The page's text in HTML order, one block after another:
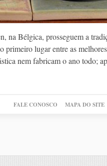
na Bélgica, prosseguem a
primeiro lugar entre as
nem fabricam o ano todo;
FALE CONOSCO MAPA DO SITE